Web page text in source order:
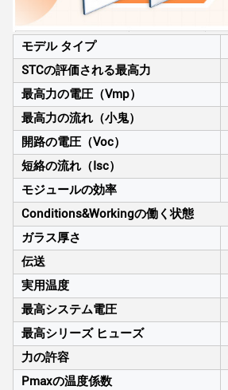
モデル タイプ
STCの評価される最高力
最高力の電圧（Vmp）
最高力の流れ（小鬼）
開路の電圧（Voc）
短絡の流れ（Isc）
モジュールの効率
Conditions&Workingの働く状態
ガラス厚さ
伝送
実用温度
最高システム電圧
最高シリーズ ヒューズ
力の許容
Pmaxの温度係数